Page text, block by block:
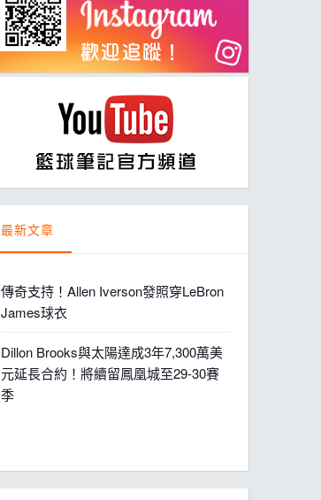
最新文章
傳奇支持！Allen Iverson發照穿LeBron
James球衣
Dillon Brooks與太陽達成3年7,300萬美
元延長合約！將續留鳳凰城至29-30賽
季